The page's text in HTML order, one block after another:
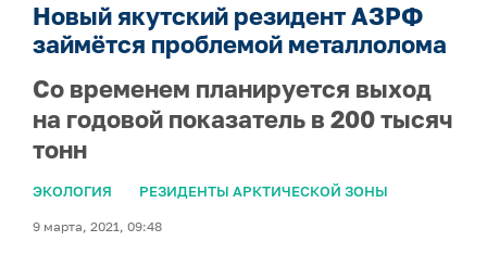
Новый якутский резидент АЗРФ
займётся проблемой металлолома
Со временем планируется выход
на годовой показатель в 200 тысяч
тонн
ЭКОЛОГИЯ РЕЗИДЕНТЫ АРКТИЧЕСКОЙ ЗОНЫ
9 марта, 2021, 09:48